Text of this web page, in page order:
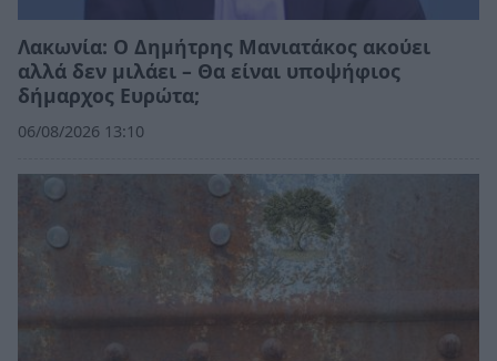
Λακωνία: Ο Δημήτρης Μανιατάκος ακούει
αλλά δεν μιλάει – Θα είναι υποψήφιος
δήμαρχος Ευρώτα;
06/08/2026 13:10